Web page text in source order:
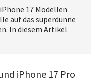
17 Modellen
auf das superdünne
In diesem Artikel
iPhone 17 Pro